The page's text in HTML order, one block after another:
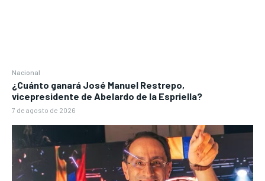
Nacional
¿Cuánto ganará José Manuel Restrepo,
vicepresidente de Abelardo de la Espriella?
7 de agosto de 2026